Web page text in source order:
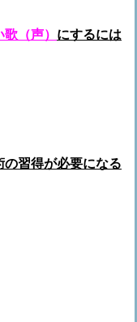
（声） にするには
の習得が必要になる